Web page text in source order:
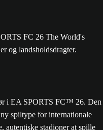
i EA SPORTS FC™ 26. Den
spiltype for internationale
autentiske stadioner at spille